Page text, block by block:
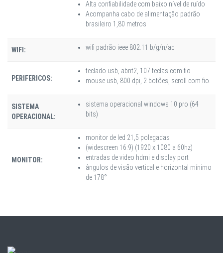
Alta confiabilidade com baixo nível de ruído
Acompanha cabo de alimentação padrão
brasileiro 1,80 metros
WIFI: wifi padrão ieee 802.11 b/g/n/ac
PERIFERICOS:
teclado usb, abnt2, 107 teclas com fio
mouse usb, 800 dpi, 2 botões, scroll com fio.
SISTEMA
OPERACIONAL:
sistema operacional windows 10 pro (64
bits)
MONITOR:
monitor de led 21,5 polegadas
(widescreen 16:9) (1920 x 1080 a 60hz)
entradas de video hdmi e display port
ângulos de visão vertical e horizontal mínimo
de 178°